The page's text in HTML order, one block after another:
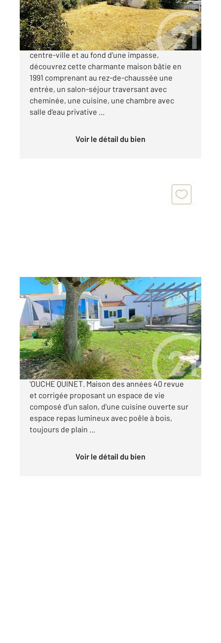
366 800 €
SAINT SEBASTIEN SUR LOIRE, plein coeur du
centre-ville et au fond d'une impasse,
découvrez cette charmante maison bâtie en
1991 comprenant au rez-de-chaussée une
entrée, un salon-séjour traversant avec
cheminée, une cuisine, une chambre avec
salle d'eau privative ...
Voir le détail du bien
ST SEBASTIEN SUR LOIRE 44
93,93 m2, 5 pièces
Ref : 104142
Maison à vendre
355 500 €
SAINT SEBASTIEN SUR LOIRE QUARTIER DE L
'OUCHE QUINET. Maison des années 40 revue
et corrigée proposant un espace de vie
composé d'un salon, d'une cuisine ouverte sur
espace repas lumineux avec poêle à bois,
toujours de plain ...
Voir le détail du bien